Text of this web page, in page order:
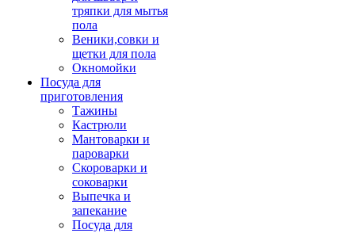
тряпки для мытья
пола
Веники,совки и
щетки для пола
Окномойки
Посуда для
приготовления
Тажины
Кастрюли
Мантоварки и
пароварки
Скороварки и
соковарки
Выпечка и
запекание
Посуда для